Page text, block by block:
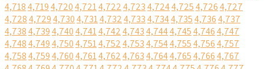
4,7184,7194,7204,7214,7224,7234,7244,7254,7264,727
4,7284,7294,7304,7314,7324,7334,7344,7354,7364,737
4,7384,7394,7404,7414,7424,7434,7444,7454,7464,747
4,7484,7494,7504,7514,7524,7534,7544,7554,7564,757
4,7584,7594,7604,7614,7624,7634,7644,7654,7664,767